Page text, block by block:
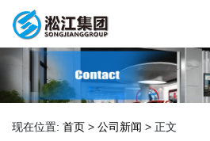
现在位置: 首页 > 公司新闻 > 正文